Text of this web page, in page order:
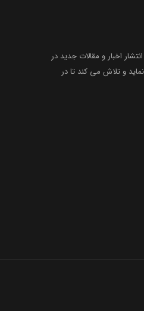
اخبار و مقالات جدید در
و تلاش می کند تا در